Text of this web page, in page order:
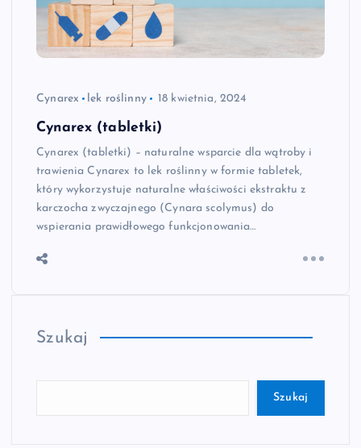
Cynarex lek roślinny 18 kwietnia, 2024
Cynarex (tabletki)
Cynarex (tabletki) – naturalne wsparcie dla wątroby i
trawienia Cynarex to lek roślinny w formie tabletek,
który wykorzystuje naturalne właściwości ekstraktu z
karczocha zwyczajnego (Cynara scolymus) do
wspierania prawidłowego funkcjonowania…
Szukaj
Szukaj